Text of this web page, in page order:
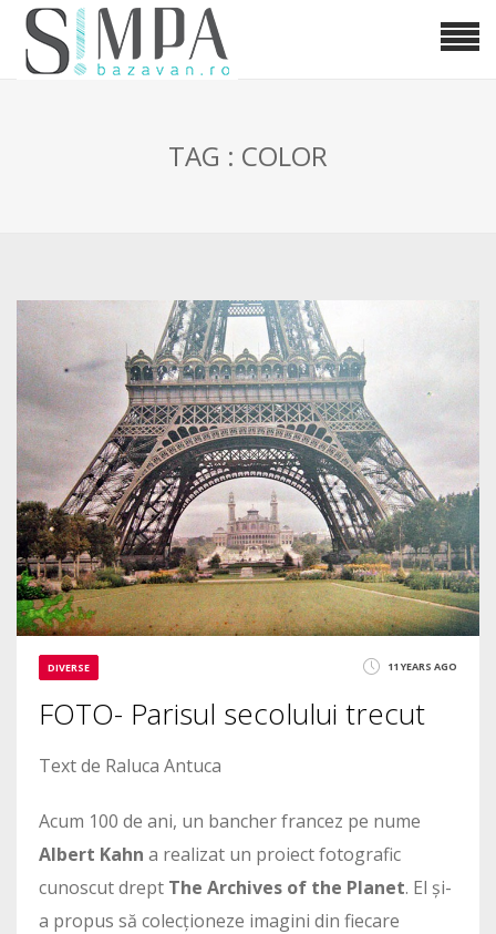
TAG : COLOR
DIVERSE 11 YEARS AGO
FOTO- Parisul secolului trecut
Text de Raluca Antuca
Acum 100 de ani, un bancher francez pe nume
Albert Kahn a realizat un proiect fotografic
cunoscut drept The Archives of the Planet. El și-
a propus să colecționeze imagini din fiecare